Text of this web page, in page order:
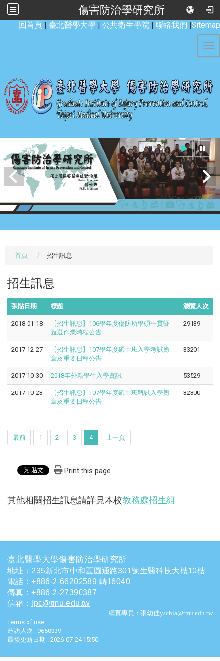
傷害防治學研究所
回首頁 | 臺北醫學大學 | 公共衛生學院 | 聯絡我們 |Sitemap
首頁 招生訊息
招生訊息
張貼日期 標題 瀏覽人次
2018-01-18
【招生訊息】106學年度傷防所學碩一貫暨
甄選作業時程公告
29139
2017-12-27
【招生訊息】107學年度碩士班入學考試簡
章及重要日程公告
33201
2017-10-30 2018年外籍學生入學資訊 53529
2017-10-23
【招生訊息】107學年度碩士班甄試入學簡
章及重要日程公告
32300
最前 1 2 3 4 上一頁
Print this page
其他相關招生訊息請詳見本校教務處招生組
臺北醫學大學傷害防治學研究所
地址：235新北市中和區圓通路301號生醫科技大樓10樓
電話 ：+886-2-66202589 轉16040
傳真：+886-2-27390387
信箱 ： ipc@tmu.edu.tw
網頁專員：張幼佳yachia@tmu.edu.tw
Terms of use
造訪人次 : 9658339
最後更新日期 : 2026-07-24 15:50